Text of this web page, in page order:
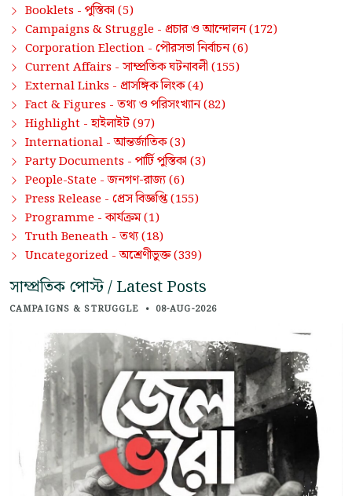
Booklets - পুস্তিকা (5)
Campaigns & Struggle - প্রচার ও আন্দোলন(172)
Corporation Election - পৌরসভা নির্বাচন(6)
Current Affairs - সাম্প্রতিক ঘটনাবলী (155)
External Links - প্রাসঙ্গিক লিংক(4)
Fact & Figures - তথ্য ও পরিসংখ্যান(82)
Highlight -হাইলাইট(97)
International -আন্তর্জাতিক(3)
Party Documents - পার্টি পুস্তিকা (3)
People-State -জনগণ-রাজ্য(6)
Press Release - প্রেস বিজ্ঞপ্তি(155)
Programme -কার্যক্রম(1)
Truth Beneath - তথ্য(18)
Uncategorized -অশ্রেণীভুক্ত(339)
সাম্প্রতিক পোস্ট / Latest Posts
CAMPAIGNS & STRUGGLE • 08-AUG-2026